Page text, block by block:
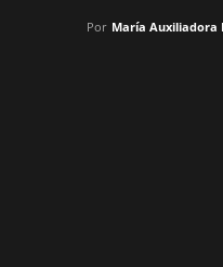
Por María Auxiliadora